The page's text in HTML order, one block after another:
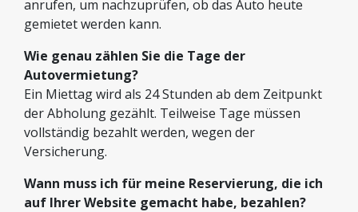
anrufen, um nachzuprüfen, ob das Auto heute
gemietet werden kann.
Wie genau zählen Sie die Tage der
Autovermietung?
Ein Miettag wird als 24 Stunden ab dem Zeitpunkt
der Abholung gezählt. Teilweise Tage müssen
vollständig bezahlt werden, wegen der
Versicherung.
Wann muss ich für meine Reservierung, die ich
auf Ihrer Website gemacht habe, bezahlen?